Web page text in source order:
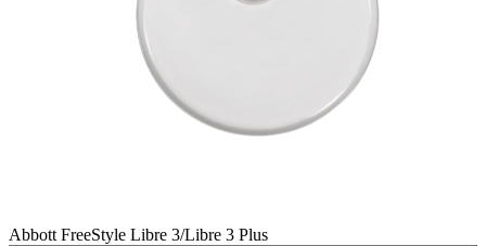
Abbott FreeStyle Libre 3/Libre 3 Plus